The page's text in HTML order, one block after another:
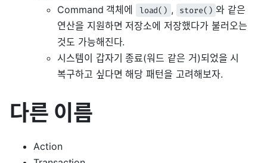
Command 객체에
load() , store() 와 같은
연산을 지원하면 저장소에 저장했다가 불러오는
것도 가능해진다.
시스템이 갑자기 종료(워드 같은 거)되었을 시
복구하고 싶다면 해당 패턴을 고려해보자.
다른 이름
Action